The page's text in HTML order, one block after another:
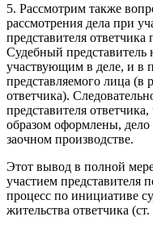
5. Рассмотрим также
рассмотрения дела при
представителя ответчика
Судебный представитель
участвующим в деле, и в
представляемого лица (в
ответчика).
представителя
образом оформлены,
заочном производстве.
Этот вывод в полной
участием представителя
процесс по инициативе
жительства ответчика